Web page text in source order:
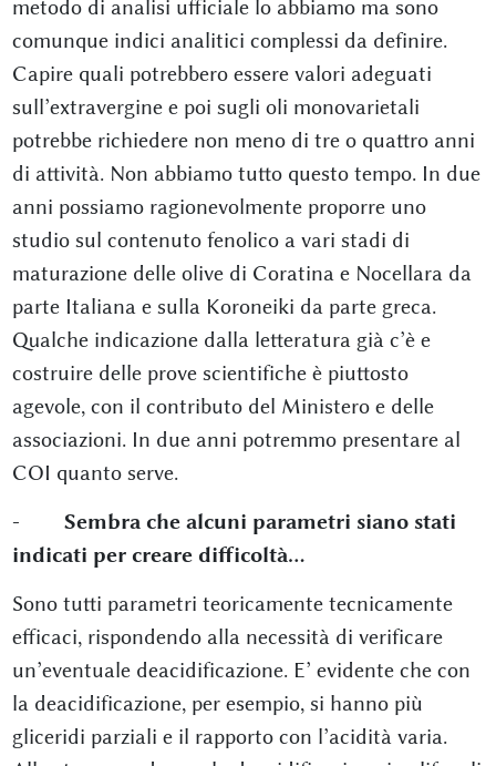
metodo di analisi ufficiale lo abbiamo ma sono
comunque indici analitici complessi da definire.
Capire quali potrebbero essere valori adeguati
sull’extravergine e poi sugli oli monovarietali
potrebbe richiedere non meno di tre o quattro anni
di attività. Non abbiamo tutto questo tempo. In due
anni possiamo ragionevolmente proporre uno
studio sul contenuto fenolico a vari stadi di
maturazione delle olive di Coratina e Nocellara da
parte Italiana e sulla Koroneiki da parte greca.
Qualche indicazione dalla letteratura già c’è e
costruire delle prove scientifiche è piuttosto
agevole, con il contributo del Ministero e delle
associazioni. In due anni potremmo presentare al
COI quanto serve.
- Sembra che alcuni parametri siano stati
indicati per creare difficoltà…
Sono tutti parametri teoricamente tecnicamente
efficaci, rispondendo alla necessità di verificare
un’eventuale deacidificazione. E’ evidente che con
la deacidificazione, per esempio, si hanno più
gliceridi parziali e il rapporto con l’acidità varia.